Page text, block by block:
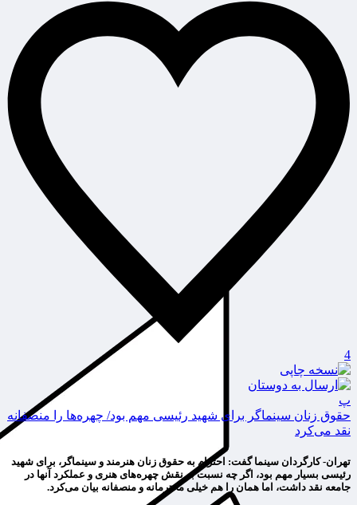
4
پ
حقوق زنان سینماگر برای شهید رئیسی مهم بود/ چهره‌ها را منصفانه
نقد می‌کرد
تهران- کارگردان سینما گفت: احترام به حقوق زنان هنرمند و سینماگر، برای شهید
رئیسی بسیار مهم بود، اگر چه نسبت به نقش چهره‌های هنری و عملکرد آنها در
جامعه نقد داشت، اما همان را هم خیلی محترمانه و منصفانه بیان می‌کرد.